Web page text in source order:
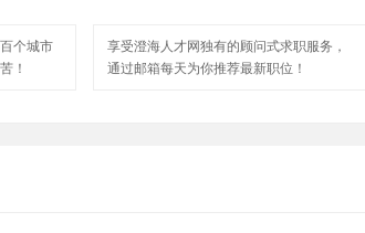
个城市
！
享受澄海人才网独有的顾问式求职服务，
通过邮箱每天为你推荐最新职位！